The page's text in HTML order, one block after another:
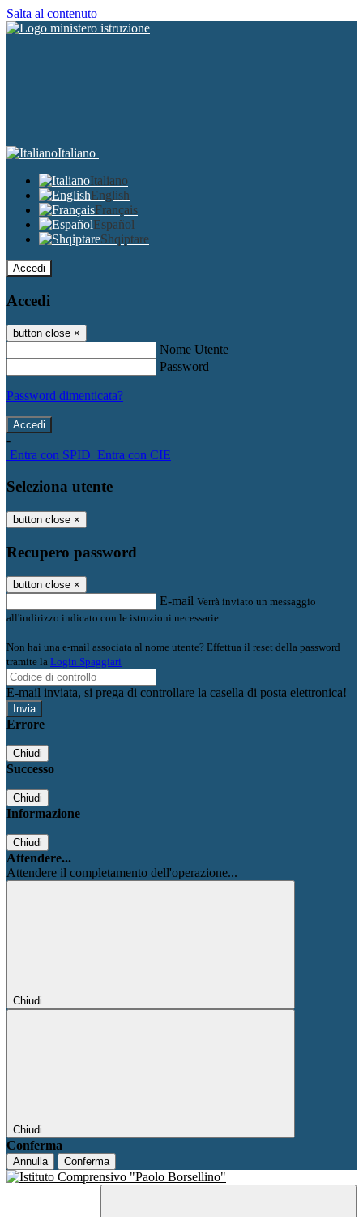
Salta al contenuto
Italiano
Italiano
English
Français
Español
Shqiptare
Accedi
Accedi
button close ×
Nome Utente
Password
Password dimenticata?
-
Entra con SPID Entra con CIE
Seleziona utente
button close ×
Recupero password
button close ×
E-mail Verrà inviato un messaggio
all'indirizzo indicato con le istruzioni necessarie.
Non hai una e-mail associata al nome utente? Effettua il reset della password
tramite la Login Spaggiari
E-mail inviata, si prega di controllare la casella di posta elettronica!
Errore
Chiudi
Successo
Chiudi
Informazione
Chiudi
Attendere...
Attendere il completamento dell'operazione...
Chiudi
Chiudi
Conferma
Annulla Conferma